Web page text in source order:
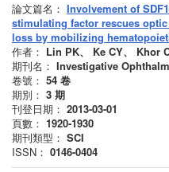
論文篇名： Involvement of
stimulating factor rescues
loss by mobilizing
作者： Lin PK、 Ke CY、 Khor
期刊名： Investigative
卷號： 54 卷
期別： 3 期
刊登日期： 2013-03-01
頁數： 1920-1930
期刊類型： SCI
ISSN： 0146-0404